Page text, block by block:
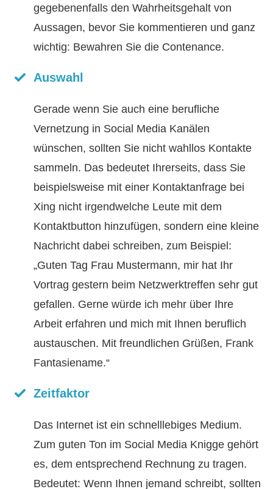
gegebenenfalls den Wahrheitsgehalt von
Aussagen, bevor Sie kommentieren und ganz
wichtig: Bewahren Sie die Contenance.
Auswahl
Gerade wenn Sie auch eine berufliche
Vernetzung in Social Media Kanälen
wünschen, sollten Sie nicht wahllos Kontakte
sammeln. Das bedeutet Ihrerseits, dass Sie
beispielsweise mit einer Kontaktanfrage bei
Xing nicht irgendwelche Leute mit dem
Kontaktbutton hinzufügen, sondern eine kleine
Nachricht dabei schreiben, zum Beispiel:
„Guten Tag Frau Mustermann, mir hat Ihr
Vortrag gestern beim Netzwerktreffen sehr gut
gefallen. Gerne würde ich mehr über Ihre
Arbeit erfahren und mich mit Ihnen beruflich
austauschen. Mit freundlichen Grüßen, Frank
Fantasiename.“
Zeitfaktor
Das Internet ist ein schnelllebiges Medium.
Zum guten Ton im Social Media Knigge gehört
es, dem entsprechend Rechnung zu tragen.
Bedeutet: Wenn Ihnen jemand schreibt, sollten